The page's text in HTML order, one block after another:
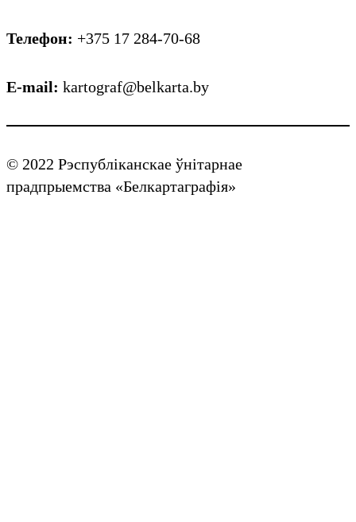
Телефон: +375 17 284-70-68
E-mail: kartograf@belkarta.by
© 2022 Рэспубліканскае ўнітарнае
прадпрыемства «Белкартаграфія»